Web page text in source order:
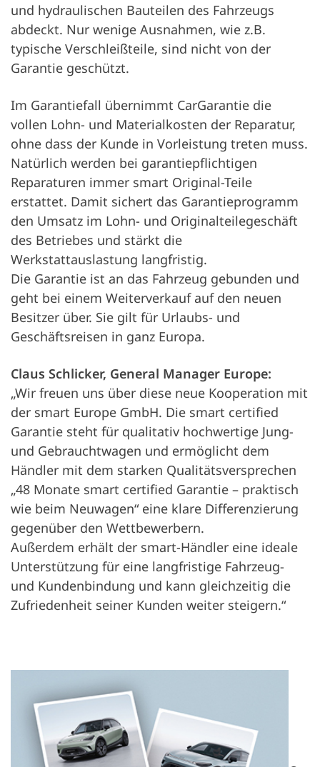
und hydraulischen Bauteilen des Fahrzeugs
abdeckt. Nur wenige Ausnahmen, wie z.B.
typische Verschleißteile, sind nicht von der
Garantie geschützt.
Im Garantiefall übernimmt CarGarantie die
vollen Lohn- und Materialkosten der Reparatur,
ohne dass der Kunde in Vorleistung treten muss.
Natürlich werden bei garantiepflichtigen
Reparaturen immer smart Original-Teile
erstattet. Damit sichert das Garantieprogramm
den Umsatz im Lohn- und Originalteilegeschäft
des Betriebes und stärkt die
Werkstattauslastung langfristig.
Die Garantie ist an das Fahrzeug gebunden und
geht bei einem Weiterverkauf auf den neuen
Besitzer über. Sie gilt für Urlaubs- und
Geschäftsreisen in ganz Europa.
Claus Schlicker, General Manager Europe:
„Wir freuen uns über diese neue Kooperation mit
der smart Europe GmbH. Die smart certified
Garantie steht für qualitativ hochwertige Jung-
und Gebrauchtwagen und ermöglicht dem
Händler mit dem starken Qualitätsversprechen
„48 Monate smart certified Garantie – praktisch
wie beim Neuwagen“ eine klare Differenzierung
gegenüber den Wettbewerbern.
Außerdem erhält der smart-Händler eine ideale
Unterstützung für eine langfristige Fahrzeug-
und Kundenbindung und kann gleichzeitig die
Zufriedenheit seiner Kunden weiter steigern.“